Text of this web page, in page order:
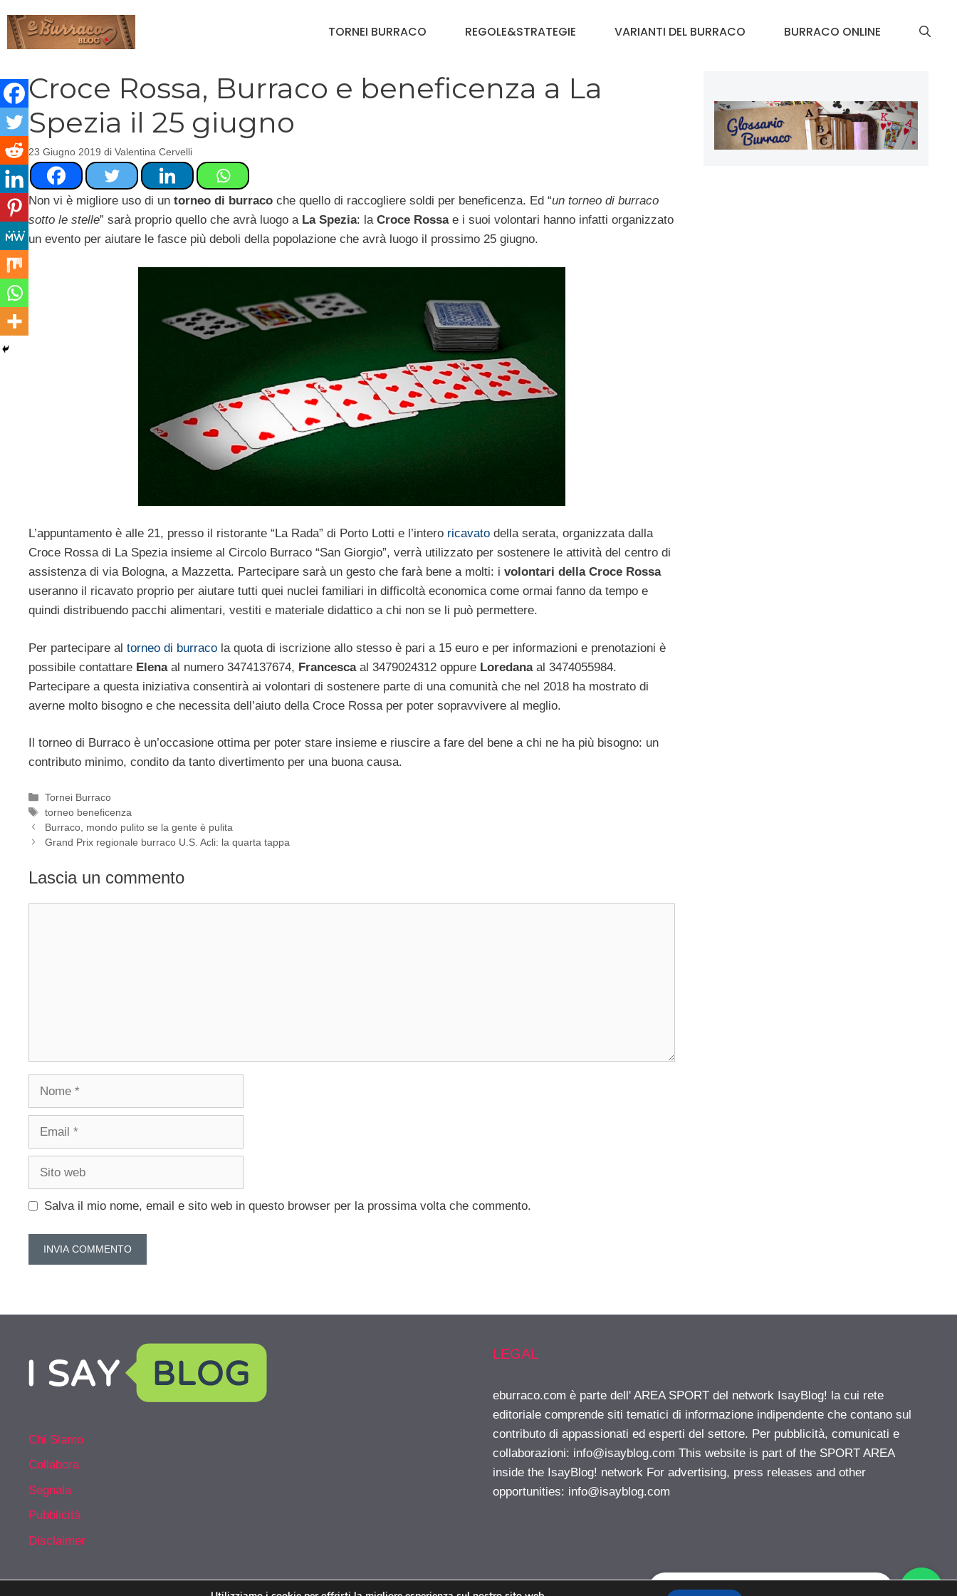
contenuto
TORNEI BURRACO REGOLE&STRATEGIE VARIANTI DEL BURRACO BURRACO ONLINE
Croce Rossa, Burraco e beneficenza a La
Spezia il 25 giugno
23 Giugno 2019 di Valentina Cervelli
Non vi è migliore uso di un torneo di burraco che quello di raccogliere soldi per beneficenza. Ed “un torneo di burraco
sotto le stelle” sarà proprio quello che avrà luogo a La Spezia: la Croce Rossae i suoi volontari hanno infatti organizzato
un evento per aiutare le fasce più deboli della popolazione che avrà luogo il prossimo 25 giugno.
L’appuntamento è alle 21, presso il ristorante “La Rada” di Porto Lotti e l’intero ricavato della serata, organizzata dalla
Croce Rossa di La Spezia insieme al Circolo Burraco “San Giorgio”, verrà utilizzato per sostenere le attività del centro di
assistenza di via Bologna, a Mazzetta. Partecipare sarà un gesto che farà bene a molti: i volontari della Croce Rossa
useranno il ricavato proprio per aiutare tutti quei nuclei familiari in difficoltà economica come ormai fanno da tempo e
quindi distribuendo pacchi alimentari, vestiti e materiale didattico a chi non se li può permettere.
Per partecipare al torneo di burraco la quota di iscrizione allo stesso è pari a 15 euro e per informazioni e prenotazioni è
possibile contattare Elenaal numero 3474137674, Francescaal 3479024312 oppure Loredanaal 3474055984.
Partecipare a questa iniziativa consentirà ai volontari di sostenere parte di una comunità che nel 2018 ha mostrato di
averne molto bisogno e che necessita dell’aiuto della Croce Rossa per poter sopravvivere al meglio.
Il torneo di Burraco è un’occasione ottima per poter stare insieme e riuscire a fare del bene a chi ne ha più bisogno: un
contributo minimo, condito da tanto divertimento per una buona causa.
Categorie
Tornei Burraco
Tag
torneo beneficenza
Burraco, mondo pulito se la gente è pulita
Grand Prix regionale burraco U.S. Acli: la quarta tappa
Lascia un commento
Nome
Email
Sito
Salva il mio nome, email e sito web in questo browser per la prossima volta che commento.
Chi Siamo
Collabora
Segnala
Pubblicità
Disclaimer
LEGAL
eburraco.com è parte dell' AREA SPORT del network IsayBlog! la cui rete
editoriale comprende siti tematici di informazione indipendente che contano sul
contributo di appassionati ed esperti del settore. Per pubblicità, comunicati e
collaborazioni: info@isayblog.com This website is part of the SPORT AREA
inside the IsayBlog! network For advertising, press releases and other
opportunities: info@isayblog.com
Vuoi pubblicare sul nostro network?